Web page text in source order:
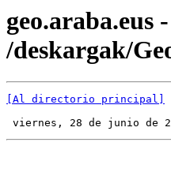
geo.araba.eus -
/deskargak/
[Al directorio principal]
viernes, 28 de junio de